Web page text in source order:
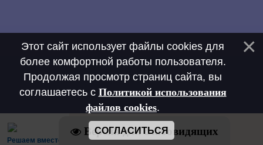
Версия для слабовидящих
Решаем вместе
Этот сайт использует файлы cookies для
более комфортной работы пользователя.
Продолжая просмотр страниц сайта, вы
соглашаетесь с Политикой использования
файлов cookies.
СОГЛАСИТЬСЯ